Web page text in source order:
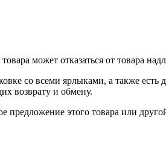
может отказаться от товара
со всеми ярлыками, а также есть
возврату и обмену.
предложение этого товара или